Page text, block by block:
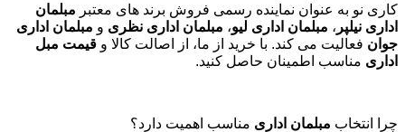
کاری نو به عنوان نماینده رسمی فروش برند های معتبر مبلمان
اداری نیلپر ، مبلمان اداری لیو، مبلمان اداری نظری و مبلمان اداری
جوان فعالیت می کند. با خرید از ما، از اصالت کالا و قیمت مبل
اداری مناسب اطمینان حاصل کنید.
چرا انتخاب مبلمان اداری مناسب اهمیت دارد؟